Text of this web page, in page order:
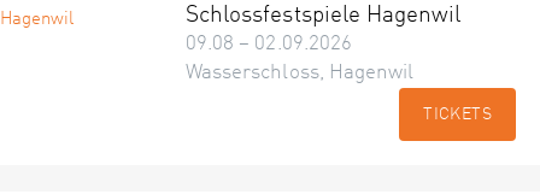
Schlossfestspiele Hagenwil
09.08 – 02.09.2026
Wasserschloss, Hagenwil
TICKETS